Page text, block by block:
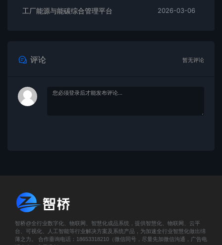
工厂能源与能碳综合管理平台 2026-03-06
评论 暂无评论
智桥@全行业数字化、物联网、智慧化成品系统，提供智慧化、物联网、云平
台、可视化、人工智能等行业解决方案及系统产品，为加速全行业智慧化做出绵
薄之力。 合作垂询电话：18653318210（微信同号，尽量先加微信沟通，广告电